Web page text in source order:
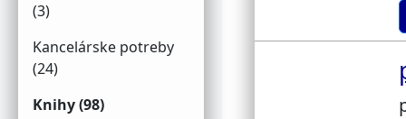
(3)
Kancelárske potreby
(24)
Knihy (98)